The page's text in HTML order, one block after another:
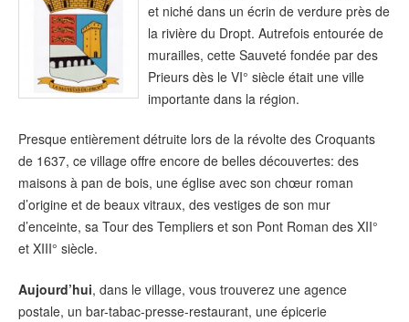
et niché dans un écrin de verdure près de
la rivière du Dropt. Autrefois entourée de
murailles, cette Sauveté fondée par des
Prieurs dès le VI° siècle était une ville
importante dans la région.
Presque entièrement détruite lors de la révolte des Croquants
de 1637, ce village offre encore de belles découvertes: des
maisons à pan de bois, une église avec son chœur roman
d’origine et de beaux vitraux, des vestiges de son mur
d’enceinte, sa Tour des Templiers et son Pont Roman des XII°
et XIII° siècle.
Aujourd’hui, dans le village, vous trouverez une agence
postale, un bar-tabac-presse-restaurant, une épicerie